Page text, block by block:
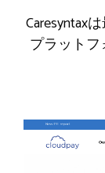
Caresyntax
プラット